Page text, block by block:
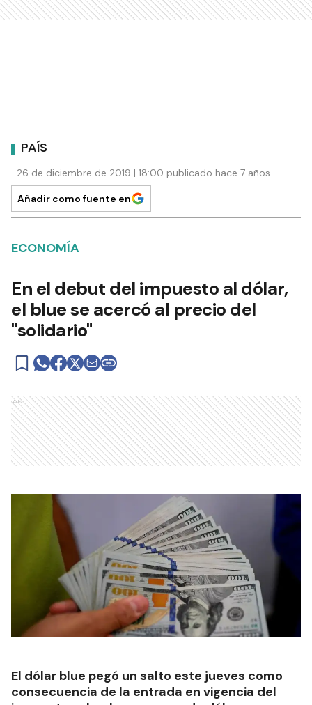
PAÍS
26 de diciembre de 2019 | 18:00 publicado hace 7 años
Añadir como fuente en
ECONOMÍA
En el debut del impuesto al dólar,
el blue se acercó al precio del
"solidario"
Ads
El dólar blue pegó un salto este jueves como
consecuencia de la entrada en vigencia del